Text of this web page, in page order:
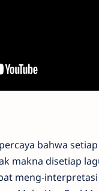
bahwa
makna disetiap
meng-